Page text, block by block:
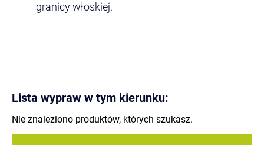
granicy włoskiej.
Lista wypraw w tym kierunku:
Nie znaleziono produktów, których szukasz.